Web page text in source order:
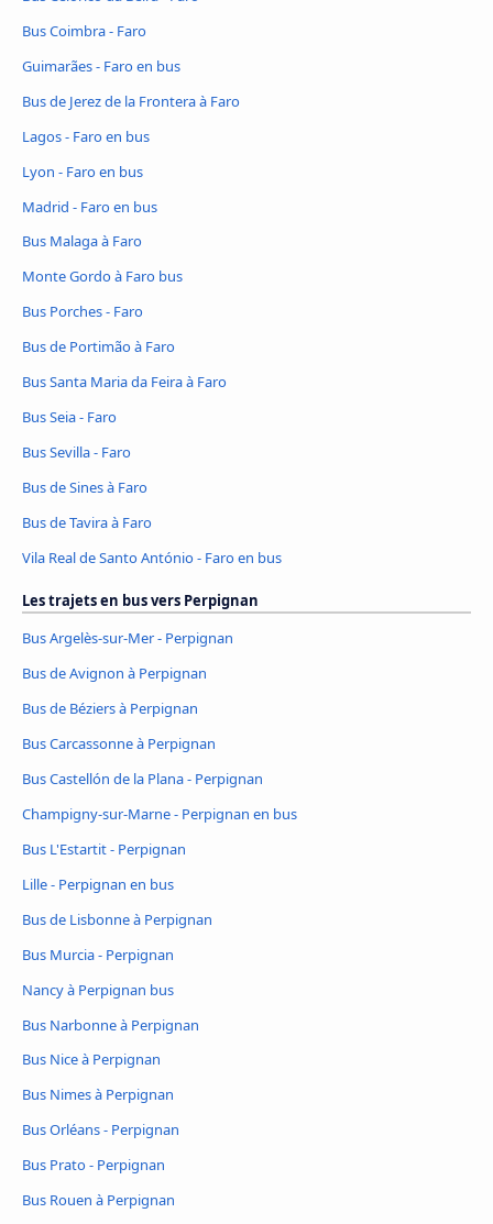
Bus Coimbra - Faro
Guimarães - Faro en bus
Bus de Jerez de la Frontera à Faro
Lagos - Faro en bus
Lyon - Faro en bus
Madrid - Faro en bus
Bus Malaga à Faro
Monte Gordo à Faro bus
Bus Porches - Faro
Bus de Portimão à Faro
Bus Santa Maria da Feira à Faro
Bus Seia - Faro
Bus Sevilla - Faro
Bus de Sines à Faro
Bus de Tavira à Faro
Vila Real de Santo António - Faro en bus
Les trajets en bus vers Perpignan
Bus Argelès-sur-Mer - Perpignan
Bus de Avignon à Perpignan
Bus de Béziers à Perpignan
Bus Carcassonne à Perpignan
Bus Castellón de la Plana - Perpignan
Champigny-sur-Marne - Perpignan en bus
Bus L'Estartit - Perpignan
Lille - Perpignan en bus
Bus de Lisbonne à Perpignan
Bus Murcia - Perpignan
Nancy à Perpignan bus
Bus Narbonne à Perpignan
Bus Nice à Perpignan
Bus Nimes à Perpignan
Bus Orléans - Perpignan
Bus Prato - Perpignan
Bus Rouen à Perpignan